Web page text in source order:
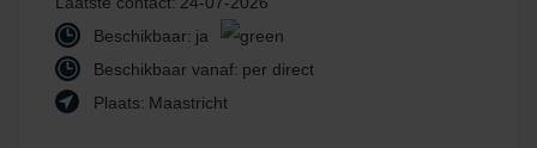
Beschikbaar: ja
Beschikbaar vanaf: per direct
Plaats: Maastricht